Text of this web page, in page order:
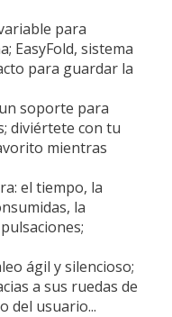
para
EasyFold, sistema
para guardar la
soporte para
diviértete con tu
mientras
el tiempo, la
la
ágil y silencioso;
a sus ruedas de
del usuario...